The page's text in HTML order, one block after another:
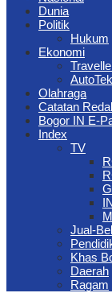
Dunia
Politik
Hukum
Ekonomi
Olahraga
Catatan
Bogor IN E-
Index
TV
Jual-
Khas
Daerah
Ragam